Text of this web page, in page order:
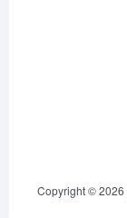
Copyright © 2026